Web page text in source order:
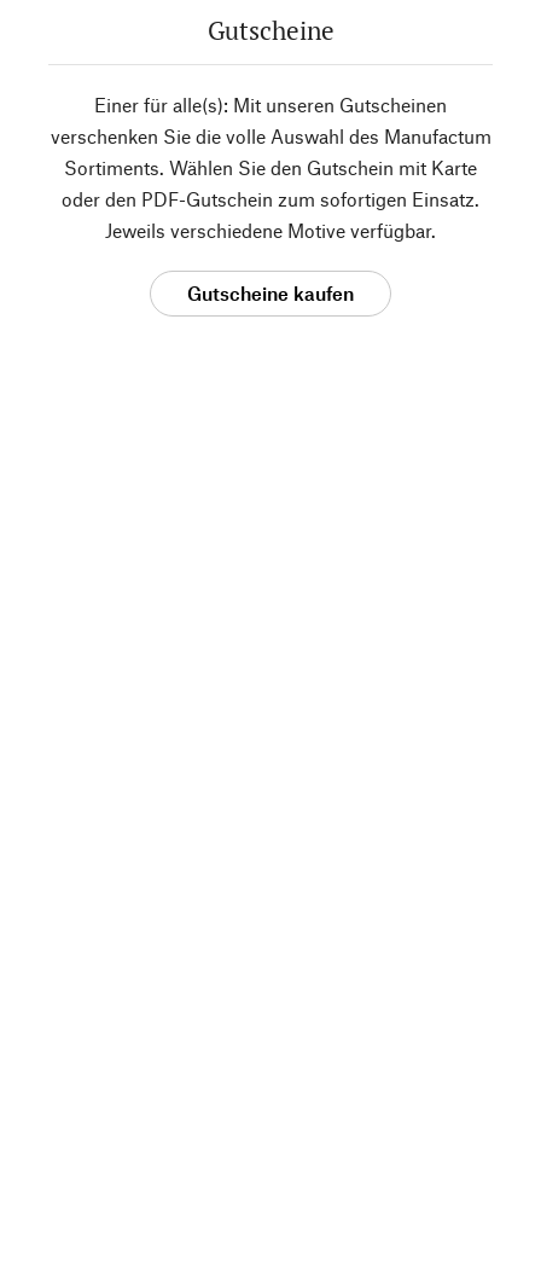
Gutscheine
Einer für alle(s): Mit unseren Gutscheinen
verschenken Sie die volle Auswahl des Manufactum
Sortiments. Wählen Sie den Gutschein mit Karte
oder den PDF-Gutschein zum sofortigen Einsatz.
Jeweils verschiedene Motive verfügbar.
Gutscheine kaufen